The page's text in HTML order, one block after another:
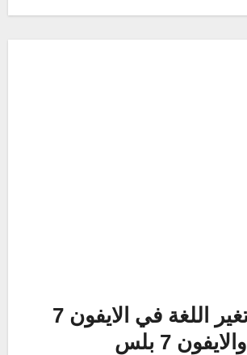
طريقة تغير اللغة في الايفون 7
والايفون 7 بلس